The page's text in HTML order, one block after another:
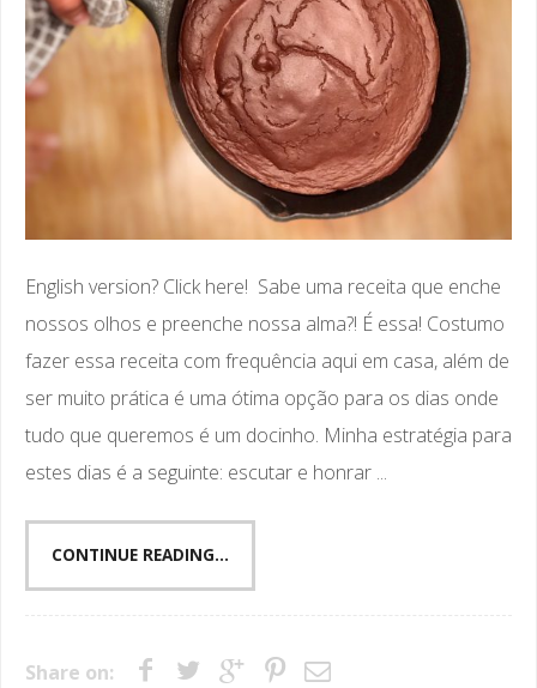
English version? Click here! Sabe uma receita que enche
nossos olhos e preenche nossa alma?! É essa! Costumo
fazer essa receita com frequência aqui em casa, além de
ser muito prática é uma ótima opção para os dias onde
tudo que queremos é um docinho. Minha estratégia para
estes dias é a seguinte: escutar e honrar ...
CONTINUE READING...
Share on: